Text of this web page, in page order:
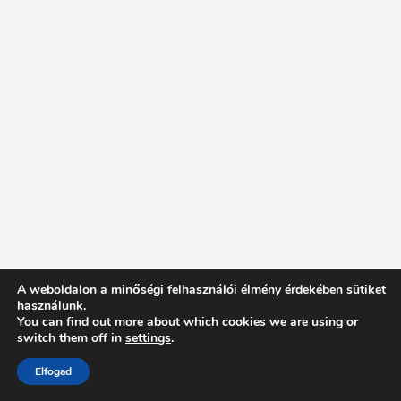
Intentionally Blank - Proudly powered by WordPress
A weboldalon a minőségi felhasználói élmény érdekében sütiket
használunk.
You can find out more about which cookies we are using or
switch them off in settings.
Elfogad